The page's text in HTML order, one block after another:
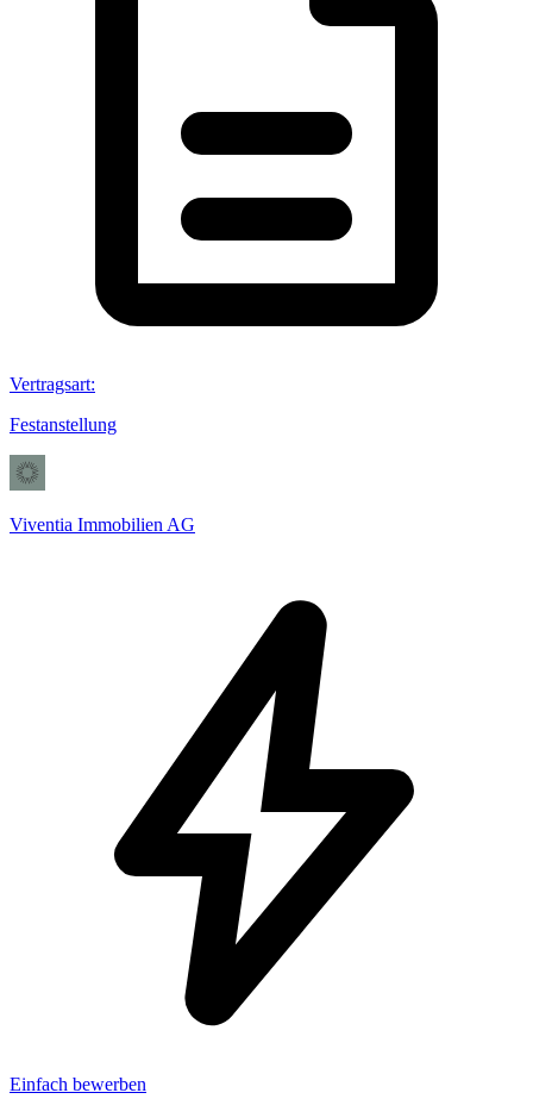
Vertragsart:
Festanstellung
Viventia Immobilien AG
Einfach bewerben